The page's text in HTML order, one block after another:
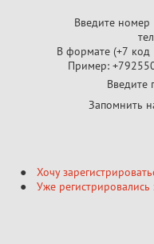
Введите номер
В формате (+7 код
Пример:
Введите
Запомнить
Хочу
Уже